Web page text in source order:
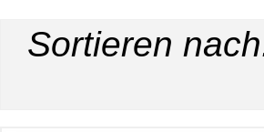
Sortieren